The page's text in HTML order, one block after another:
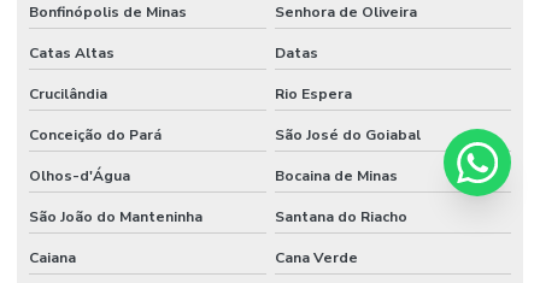
Bonfinópolis de Minas Senhora de Oliveira
Catas Altas Datas
Crucilândia Rio Espera
Conceição do Pará São José do Goiabal
Olhos-d'Água Bocaina de Minas
São João do Manteninha Santana do Riacho
Caiana Cana Verde